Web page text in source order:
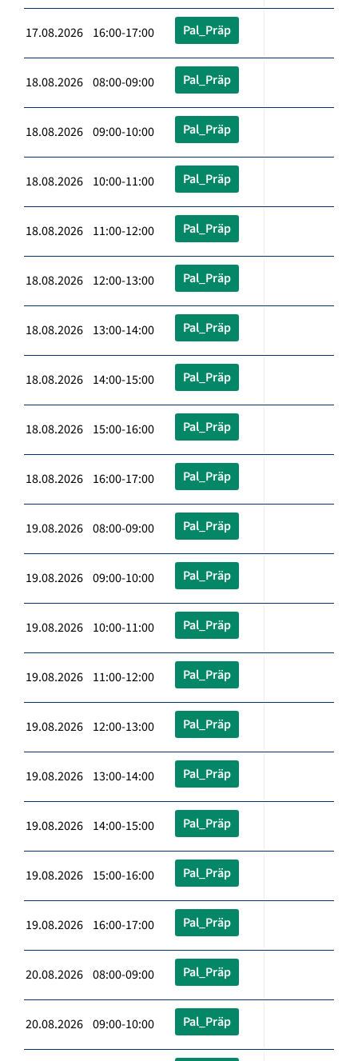
17.08.2026 16:00-17:00 Pal_Präp
18.08.2026 08:00-09:00 Pal_Präp
18.08.2026 09:00-10:00 Pal_Präp
18.08.2026 10:00-11:00 Pal_Präp
18.08.2026 11:00-12:00 Pal_Präp
18.08.2026 12:00-13:00 Pal_Präp
18.08.2026 13:00-14:00 Pal_Präp
18.08.2026 14:00-15:00 Pal_Präp
18.08.2026 15:00-16:00 Pal_Präp
18.08.2026 16:00-17:00 Pal_Präp
19.08.2026 08:00-09:00 Pal_Präp
19.08.2026 09:00-10:00 Pal_Präp
19.08.2026 10:00-11:00 Pal_Präp
19.08.2026 11:00-12:00 Pal_Präp
19.08.2026 12:00-13:00 Pal_Präp
19.08.2026 13:00-14:00 Pal_Präp
19.08.2026 14:00-15:00 Pal_Präp
19.08.2026 15:00-16:00 Pal_Präp
19.08.2026 16:00-17:00 Pal_Präp
20.08.2026 08:00-09:00 Pal_Präp
20.08.2026 09:00-10:00 Pal_Präp